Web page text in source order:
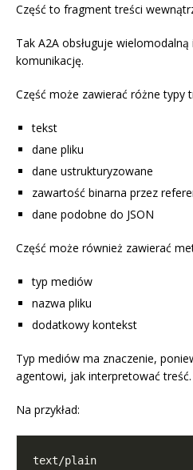
Część to fragment treści
Tak A2A obsługuje
komunikację.
Część może zawierać różne typy
tekst
dane pliku
dane ustrukturyzowane
zawartość binarna przez
dane podobne do JSON
Część może również zawierać
typ mediów
nazwa pliku
dodatkowy kontekst
Typ mediów ma znaczenie,
agentowi, jak interpretować treść.
Na przykład: